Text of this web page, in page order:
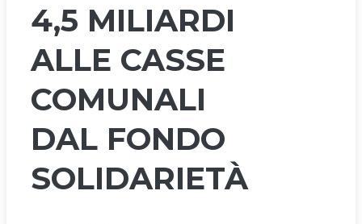
4,5 MILIARDI
ALLE CASSE
COMUNALI
DAL FONDO
SOLIDARIETÀ